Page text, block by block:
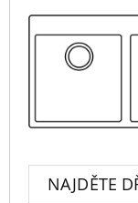
NAJDĚTE